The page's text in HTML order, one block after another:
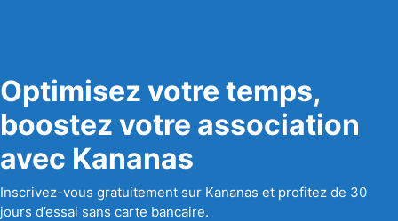
Optimisez votre temps,
boostez votre association
avec Kananas
Inscrivez-vous gratuitement sur Kananas et profitez de 30
jours d’essai sans carte bancaire.